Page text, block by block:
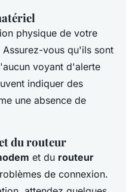
physique de votre
Assurez-vous qu'ils sont
voyant d'alerte
indiquer des
une absence de
du routeur
et du routeur
de connexion.